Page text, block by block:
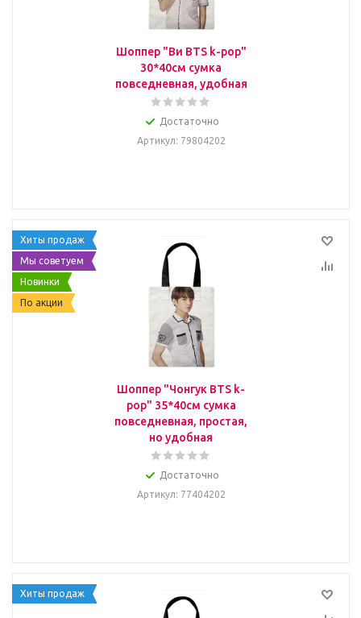
Шоппер "Ви BTS k-pop"
30*40см сумка
повседневная, удобная
Достаточно
Артикул: 79804202
Хиты продаж
Мы советуем
Новинки
По акции
Шоппер "Чонгук BTS k-
pop" 35*40см сумка
повседневная, простая,
но удобная
Достаточно
Артикул: 77404202
Хиты продаж